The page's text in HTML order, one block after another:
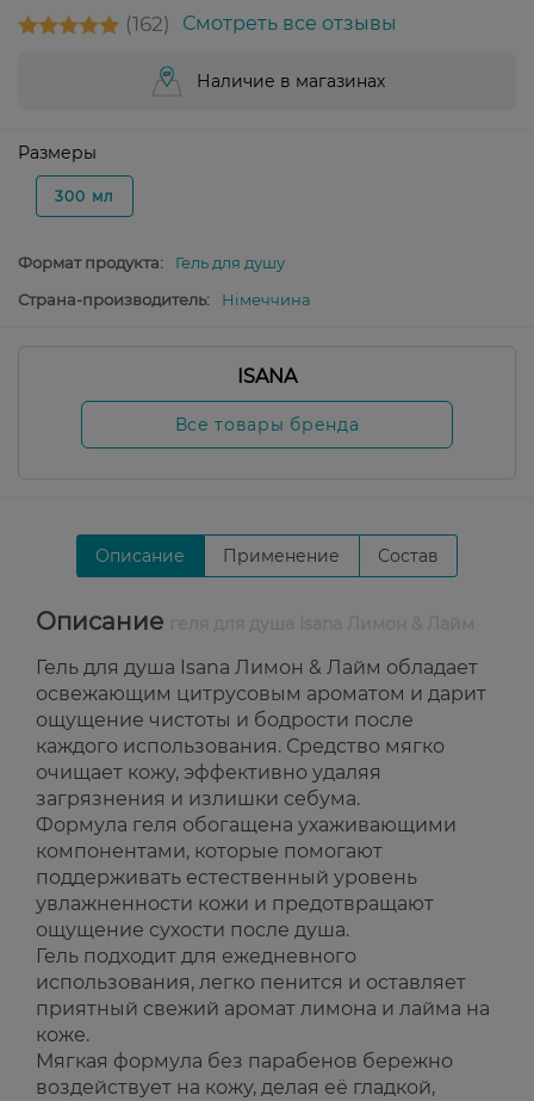
162 Смотреть все отзывы
Наличие в магазинах
Размеры
300 мл
Формат продукта:
Гель для душу
Страна-производитель:
Німеччина
ISANA
Все товары бренда
Описание Применение Состав
Описание
Гель для душа Isana Лимон & Лайм обладает
освежающим цитрусовым ароматом и дарит
ощущение чистоты и бодрости после
каждого использования. Средство мягко
очищает кожу, эффективно удаляя
загрязнения и излишки себума.
Формула геля обогащена ухаживающими
компонентами, которые помогают
поддерживать естественный уровень
увлажненности кожи и предотвращают
ощущение сухости после душа.
Гель подходит для ежедневного
использования, легко пенится и оставляет
приятный свежий аромат лимона и лайма на
коже.
Мягкая формула без парабенов бережно
воздействует на кожу, делая её гладкой,